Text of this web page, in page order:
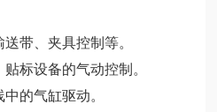
送带、夹具控制等。
标设备的气动控制。
中的气缸驱动。